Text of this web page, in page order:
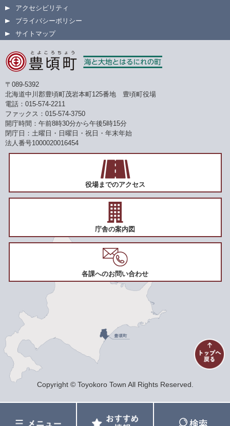
アクセシビリティ
プライバシーポリシー
サイトマップ
〒089-5392
北海道中川郡豊頃町茂岩本町125番地 豊頃町役場
電話：015-574-2211
ファックス：015-574-3750
開庁時間：午前8時30分から午後5時15分
閉庁日：土曜日・日曜日・祝日・年末年始
法人番号1000020016454
役場までのアクセス
庁舎の案内図
各課へのお問い合わせ
Copyright © Toyokoro Town All Rights Reserved.